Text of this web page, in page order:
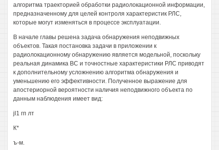
алгоритма траекторией обработки радиолокационной информации,
предназначенному для целей контроля характеристик РЛС,
которые могут изменяться в процессе эксплуатации.
В начале главы решена задача обнаружения неподвижных
объектов. Такая постановка задачи в приложении к
радиолокационному обнаружению является модельной, поскольку
реальная динамика ВС и точностные характеристики РЛС приводят
к дополнительному усложнению алгоритма обнаружения и
уменьшению его эффективности. Полученное выражение для
апостериорной вероятности наличия неподвижного объекта по
данным наблюдения имеет вид:
jl1 гп лт
К*
ъ-м.